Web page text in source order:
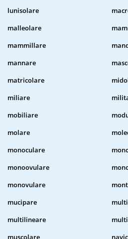
lunisolare
malleolare
mammillare
mannare
matricolare
miliare
mobiliare
molare
monoculare
monoovulare
monovulare
mucipare
multilineare
muscolare